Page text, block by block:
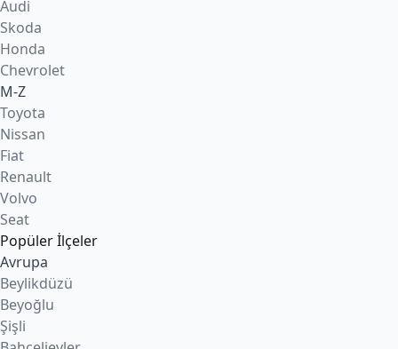
Audi
Skoda
Honda
Chevrolet
M-Z
Toyota
Nissan
Fiat
Renault
Volvo
Seat
Popüler İlçeler
Avrupa
Beylikdüzü
Beyoğlu
Şişli